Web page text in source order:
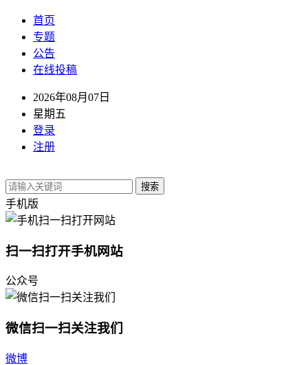
首页
专题
公告
在线投稿
2026年08月07日
星期五
登录
注册
搜索
手机版
扫一扫打开手机网站
公众号
微信扫一扫关注我们
微博